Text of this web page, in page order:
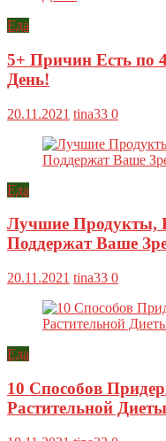
Еда
5+ Причин Есть по
День!
20.11.2021 tina33 0
Еда
Лучшие Продукты,
Поддержат Ваше
20.11.2021 tina33 0
Еда
10 Способов
Растительной Диеты